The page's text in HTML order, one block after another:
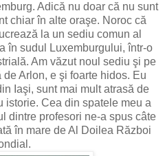
Adică nu doar că nu sunt
chiar în alte oraşe. Noroc că
la un sediu comun al
în sudul Luxemburgului, într-o
Am văzut noul sediu şi pe
de Arlon, e şi foarte hidos. Eu
Iaşi, sunt mai mult atrasă de
istorie. Cea din spatele meu a
dintre profesori ne-a spus câte
în mare de Al Doilea Război